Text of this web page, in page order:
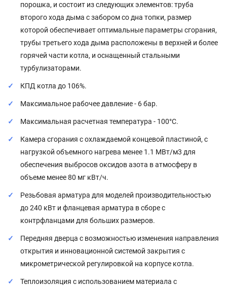
порошка, и состоит из следующих элементов: труба
второго хода дыма с забором со дна топки, размер
которой обеспечивает оптимальные параметры сгорания,
трубы третьего хода дыма расположены в верхней и более
горячей части котла, и оснащенный стальными
турбулизаторами.
КПД котла до 106%.
Максимальное рабочее давление - 6 бар.
Максимальная расчетная температура - 100°C.
Камера сгорания с охлаждаемой концевой пластиной, с
нагрузкой объемного нагрева менее 1.1 МВт/м3 для
обеспечения выбросов оксидов азота в атмосферу в
объеме менее 80 мг кВт/ч.
Резьбовая арматура для моделей производительностью
до 240 кВт и фланцевая арматура в сборе с
контрфланцами для больших размеров.
Передняя дверца с возможностью изменения направления
открытия и инновационной системой закрытия с
микрометрической регулировкой на корпусе котла.
Теплоизоляция с использованием материала с